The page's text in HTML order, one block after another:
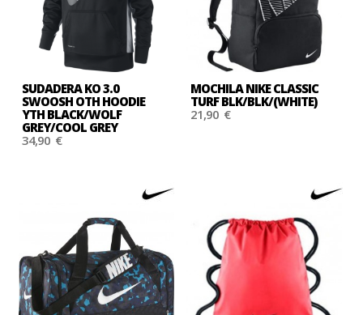
SUDADERA KO 3.0
SWOOSH OTH HOODIE
YTH BLACK/WOLF
GREY/COOL GREY
34,90 €
MOCHILA NIKE CLASSIC
TURF BLK/BLK/(WHITE)
21,90 €